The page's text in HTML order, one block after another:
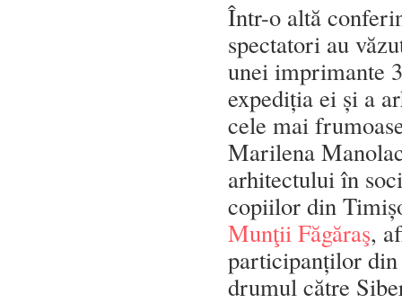
Într-o altă
spectatori au
unei imprimante
expediția ei și a
cele mai
Marilena
arhitectului în
copiilor din
Munţii Făgăraş,
participanților din
drumul către